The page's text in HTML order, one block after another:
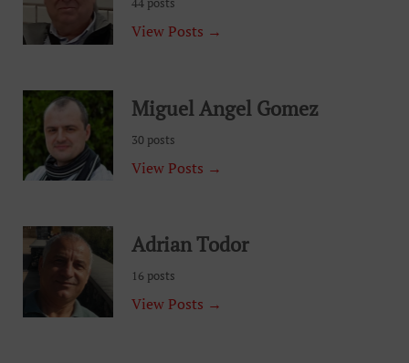
44 posts
View Posts →
Miguel Angel Gomez
30 posts
View Posts →
Adrian Todor
16 posts
View Posts →